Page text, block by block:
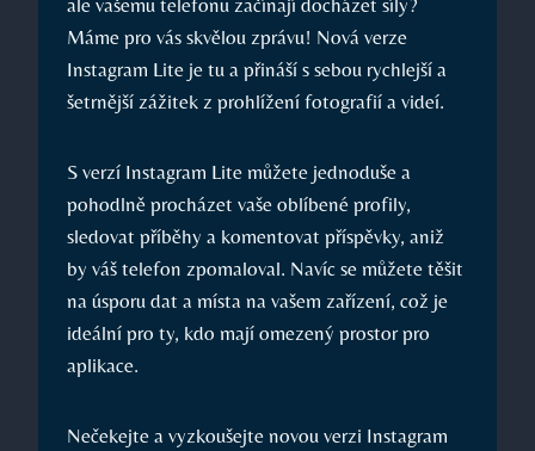
ale vašemu telefonu začínají docházet síly?
Máme pro vás skvělou zprávu! Nová verze
Instagram Lite je tu a přináší s sebou rychlejší a
šetrnější zážitek z prohlížení fotografií a videí.
S verzí Instagram Lite můžete jednoduše a
pohodlně procházet vaše oblíbené profily,
sledovat příběhy a komentovat příspěvky, aniž
by váš telefon zpomaloval. Navíc se můžete těšit
na úsporu dat a místa na vašem zařízení, což je
ideální pro ty, kdo mají omezený prostor pro
aplikace.
Nečekejte a vyzkoušejte novou verzi Instagram